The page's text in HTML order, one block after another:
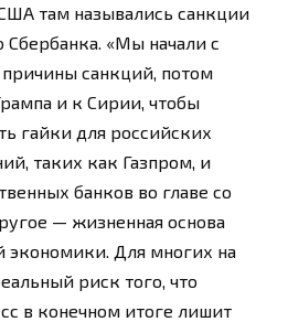
там назывались санкции
«Мы начали с
санкций, потом
и к Сирии, чтобы
гайки для российских
таких как Газпром, и
банков во главе со
— жизненная основа
экономики. Для многих на
риск того, что
в конечном итоге лишит